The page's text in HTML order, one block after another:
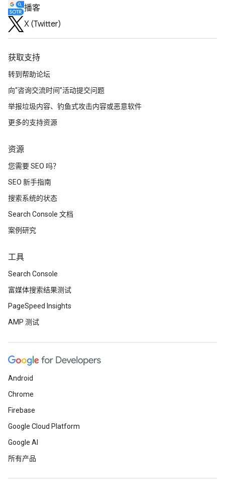
播客
X (Twitter)
获取支持
转到帮助论坛
向“咨询交流时间”活动提交问题
举报垃圾内容、钓鱼式攻击内容或恶意软件
更多的支持资源
资源
您需要 SEO 吗？
SEO 新手指南
搜索系统的状态
Search Console 文档
案例研究
工具
Search Console
富媒体搜索结果测试
PageSpeed Insights
AMP 测试
Android
Chrome
Firebase
Google Cloud Platform
Google AI
所有产品